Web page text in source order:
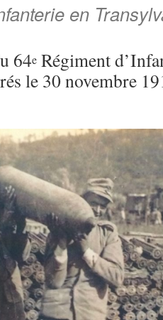
en
64e Régiment
le 30 novembre